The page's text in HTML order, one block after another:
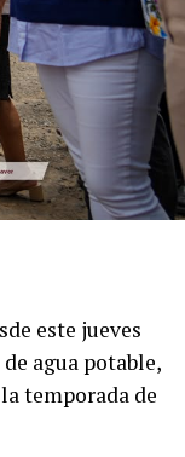
este jueves
agua potable,
temporada de